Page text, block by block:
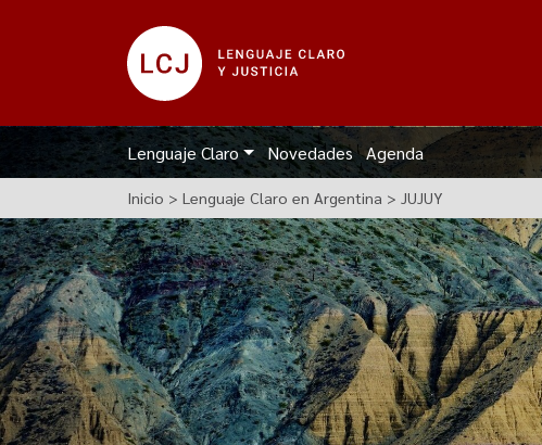
Lenguaje Claro Novedades Agenda
Inicio > Lenguaje Claro en Argentina > JUJUY